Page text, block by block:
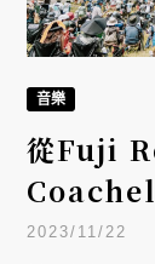
音樂
從Fuji
嗎？
2023/11/22